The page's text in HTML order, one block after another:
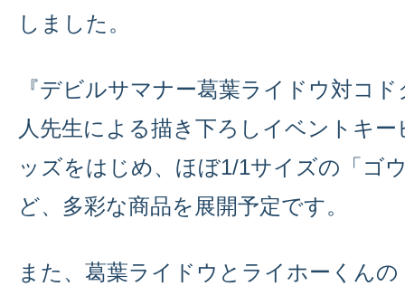
しました。
『デビルサマナー葛葉ライドウ対コ
人先生による描き下ろしイベントキ
ッズをはじめ、ほぼ1/1サイズの「ゴ
ど、多彩な商品を展開予定です。
また、葛葉ライドウとライホーくん